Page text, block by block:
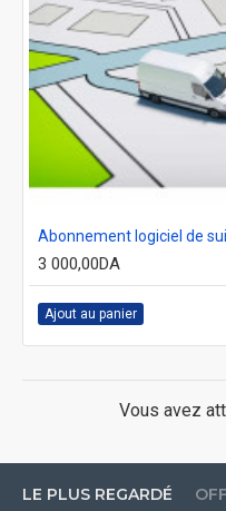
Abonnement logiciel de
3 000,00DA
Ajout au panier
Vous avez
LE PLUS REGARDÉ